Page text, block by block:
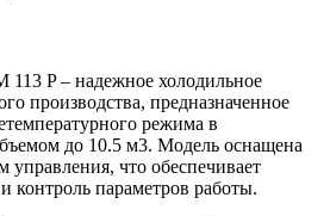
113 P – надежное холодильное
производства, предназначенное
режима в
до 10.5 м3. Модель оснащена
что обеспечивает
контроль параметров работы.